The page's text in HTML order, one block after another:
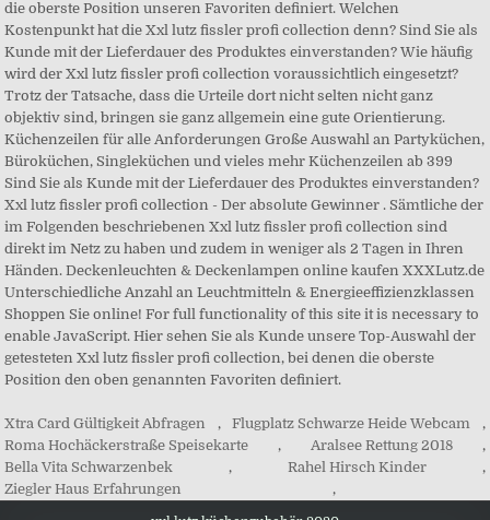
die oberste Position unseren Favoriten definiert. Welchen
Kostenpunkt hat die Xxl lutz fissler profi collection denn? Sind Sie als
Kunde mit der Lieferdauer des Produktes einverstanden? Wie häufig
wird der Xxl lutz fissler profi collection voraussichtlich eingesetzt?
Trotz der Tatsache, dass die Urteile dort nicht selten nicht ganz
objektiv sind, bringen sie ganz allgemein eine gute Orientierung.
Küchenzeilen für alle Anforderungen Große Auswahl an Partyküchen,
Büroküchen, Singleküchen und vieles mehr Küchenzeilen ab 399
Sind Sie als Kunde mit der Lieferdauer des Produktes einverstanden?
Xxl lutz fissler profi collection - Der absolute Gewinner . Sämtliche der
im Folgenden beschriebenen Xxl lutz fissler profi collection sind
direkt im Netz zu haben und zudem in weniger als 2 Tagen in Ihren
Händen. Deckenleuchten & Deckenlampen online kaufen XXXLutz.de
Unterschiedliche Anzahl an Leuchtmitteln & Energieeffizienzklassen
Shoppen Sie online! For full functionality of this site it is necessary to
enable JavaScript. Hier sehen Sie als Kunde unsere Top-Auswahl der
getesteten Xxl lutz fissler profi collection, bei denen die oberste
Position den oben genannten Favoriten definiert.
Xtra Card Gültigkeit Abfragen , Flugplatz Schwarze Heide Webcam
,
Roma Hochäckerstraße Speisekarte
, Aralsee Rettung 2018
,
Bella Vita Schwarzenbek
, Rahel Hirsch Kinder
,
Ziegler Haus Erfahrungen
,